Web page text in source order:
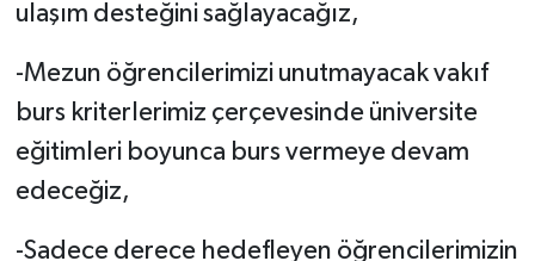
ulaşım desteğini sağlayacağız,
-Mezun öğrencilerimizi unutmayacak vakıf
burs kriterlerimiz çerçevesinde üniversite
eğitimleri boyunca burs vermeye devam
edeceğiz,
-Sadece derece hedefleyen öğrencilerimizin